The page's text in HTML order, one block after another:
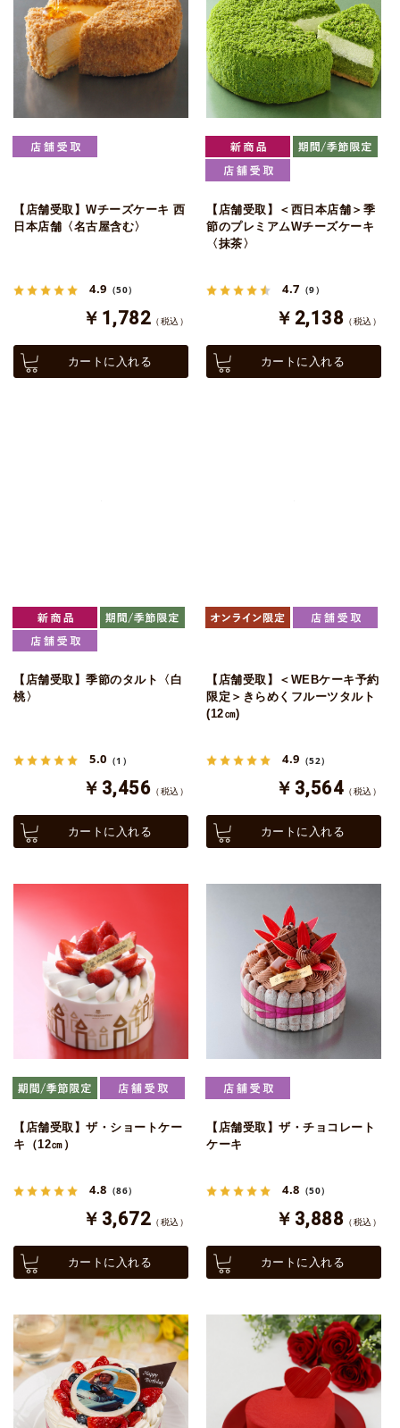
【店舗受取】Wチーズケーキ 西
日本店舗〈名古屋含む〉
4.9 （50）
￥1,782 （税込）
カートに入れる
【店舗受取】＜西日本店舗＞季
節のプレミアムWチーズケーキ
〈抹茶〉
4.7 （9）
￥2,138 （税込）
カートに入れる
【店舗受取】季節のタルト〈白
桃〉
5.0 （1）
￥3,456 （税込）
カートに入れる
【店舗受取】＜WEBケーキ予約
限定＞きらめくフルーツタルト
(12㎝)
4.9 （52）
￥3,564 （税込）
カートに入れる
【店舗受取】ザ・ショートケー
キ（12㎝）
4.8 （86）
￥3,672 （税込）
カートに入れる
【店舗受取】ザ・チョコレート
ケーキ
4.8 （50）
￥3,888 （税込）
カートに入れる